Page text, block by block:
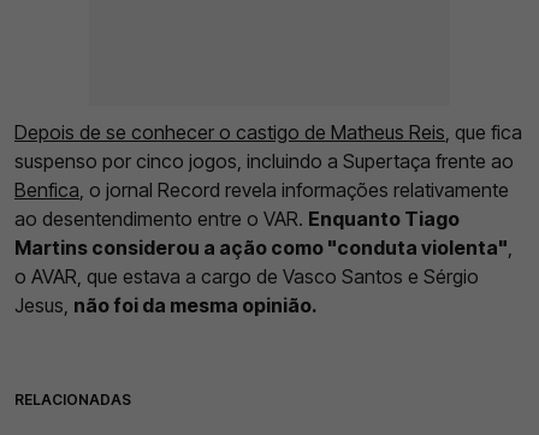
Depois de se conhecer o castigo de Matheus Reis, que fica
suspenso por cinco jogos, incluindo a Supertaça frente ao
Benfica, o jornal Record revela informações relativamente
ao desentendimento entre o VAR. Enquanto Tiago
Martins considerou a ação como "conduta violenta",
o AVAR, que estava a cargo de Vasco Santos e Sérgio
Jesus, não foi da mesma opinião.
RELACIONADAS